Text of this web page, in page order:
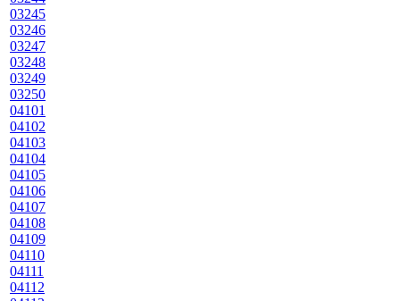
03245
03246
03247
03248
03249
03250
04101
04102
04103
04104
04105
04106
04107
04108
04109
04110
04111
04112